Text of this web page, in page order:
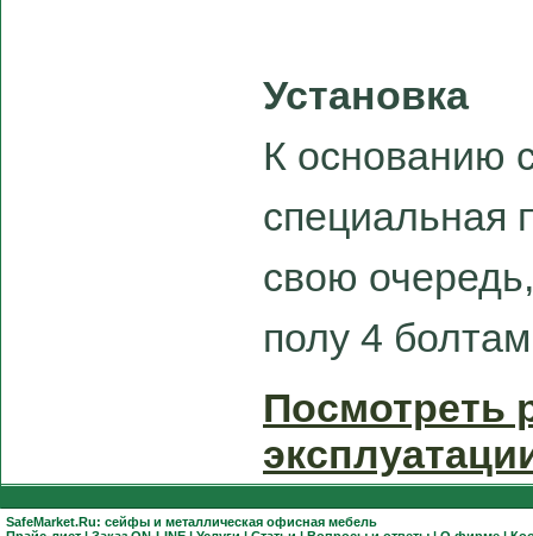
Установка
К основанию
специальная
свою
полу 4
Посмотреть
SafeMarket.Ru: сейфы и металлическая офисная мебель